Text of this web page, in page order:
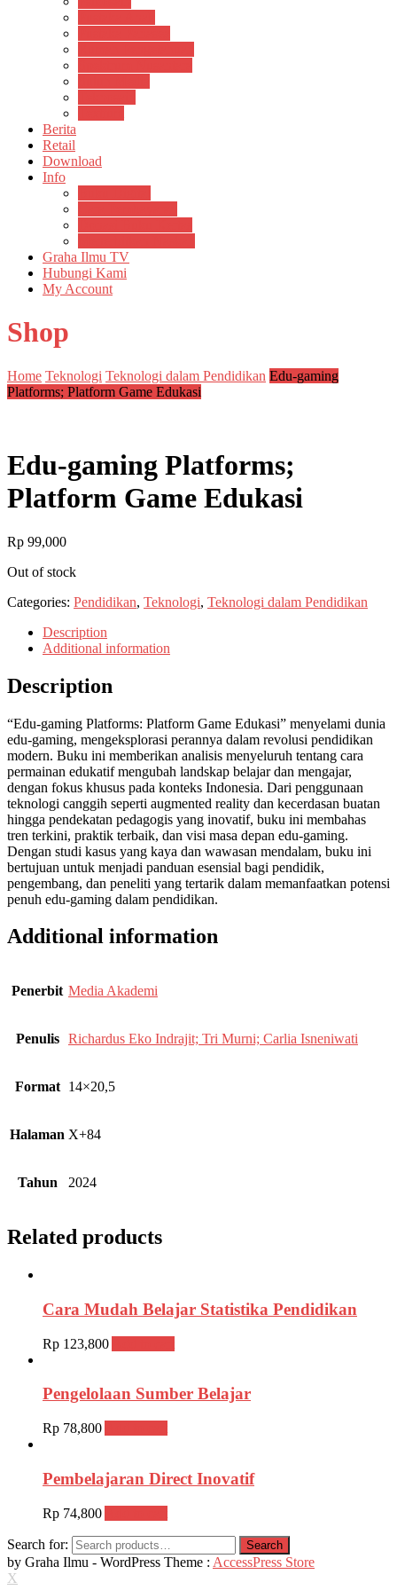
Berita
Retail
Download
Info
Graha Ilmu TV
Hubungi Kami
My Account
Shop
Home Teknologi Teknologi dalam Pendidikan Edu-gaming
Platforms; Platform Game Edukasi
Edu-gaming Platforms;
Platform Game Edukasi
Rp 99,000
Out of stock
Categories: Pendidikan, Teknologi, Teknologi dalam Pendidikan
Description
Additional information
Description
“Edu-gaming Platforms: Platform Game Edukasi” menyelami dunia
edu-gaming, mengeksplorasi perannya dalam revolusi pendidikan
modern. Buku ini memberikan analisis menyeluruh tentang cara
permainan edukatif mengubah landskap belajar dan mengajar,
dengan fokus khusus pada konteks Indonesia. Dari penggunaan
teknologi canggih seperti augmented reality dan kecerdasan buatan
hingga pendekatan pedagogis yang inovatif, buku ini membahas
tren terkini, praktik terbaik, dan visi masa depan edu-gaming.
Dengan studi kasus yang kaya dan wawasan mendalam, buku ini
bertujuan untuk menjadi panduan esensial bagi pendidik,
pengembang, dan peneliti yang tertarik dalam memanfaatkan potensi
penuh edu-gaming dalam pendidikan.
Additional information
Penerbit Media Akademi
Penulis Richardus Eko Indrajit; Tri Murni; Carlia Isneniwati
Format 14×20,5
Halaman X+84
Tahun 2024
Related products
Cara Mudah Belajar Statistika Pendidikan
Rp 123,800
Pengelolaan Sumber Belajar
Rp 78,800
Pembelajaran Direct Inovatif
Rp 74,800
Search for: Search
by Graha Ilmu - WordPress Theme : AccessPress Store
X